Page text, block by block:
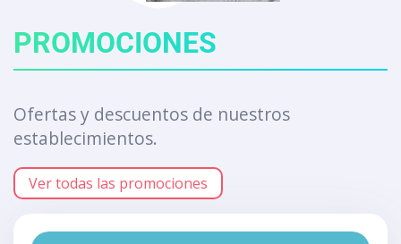
PROMOCIONES
Ofertas y descuentos de nuestros
establecimientos.
Ver todas las promociones